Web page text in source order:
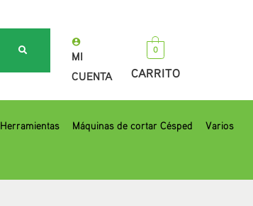
MI
CUENTA
0
CARRITO
Herramientas Máquinas de cortar Césped Varios